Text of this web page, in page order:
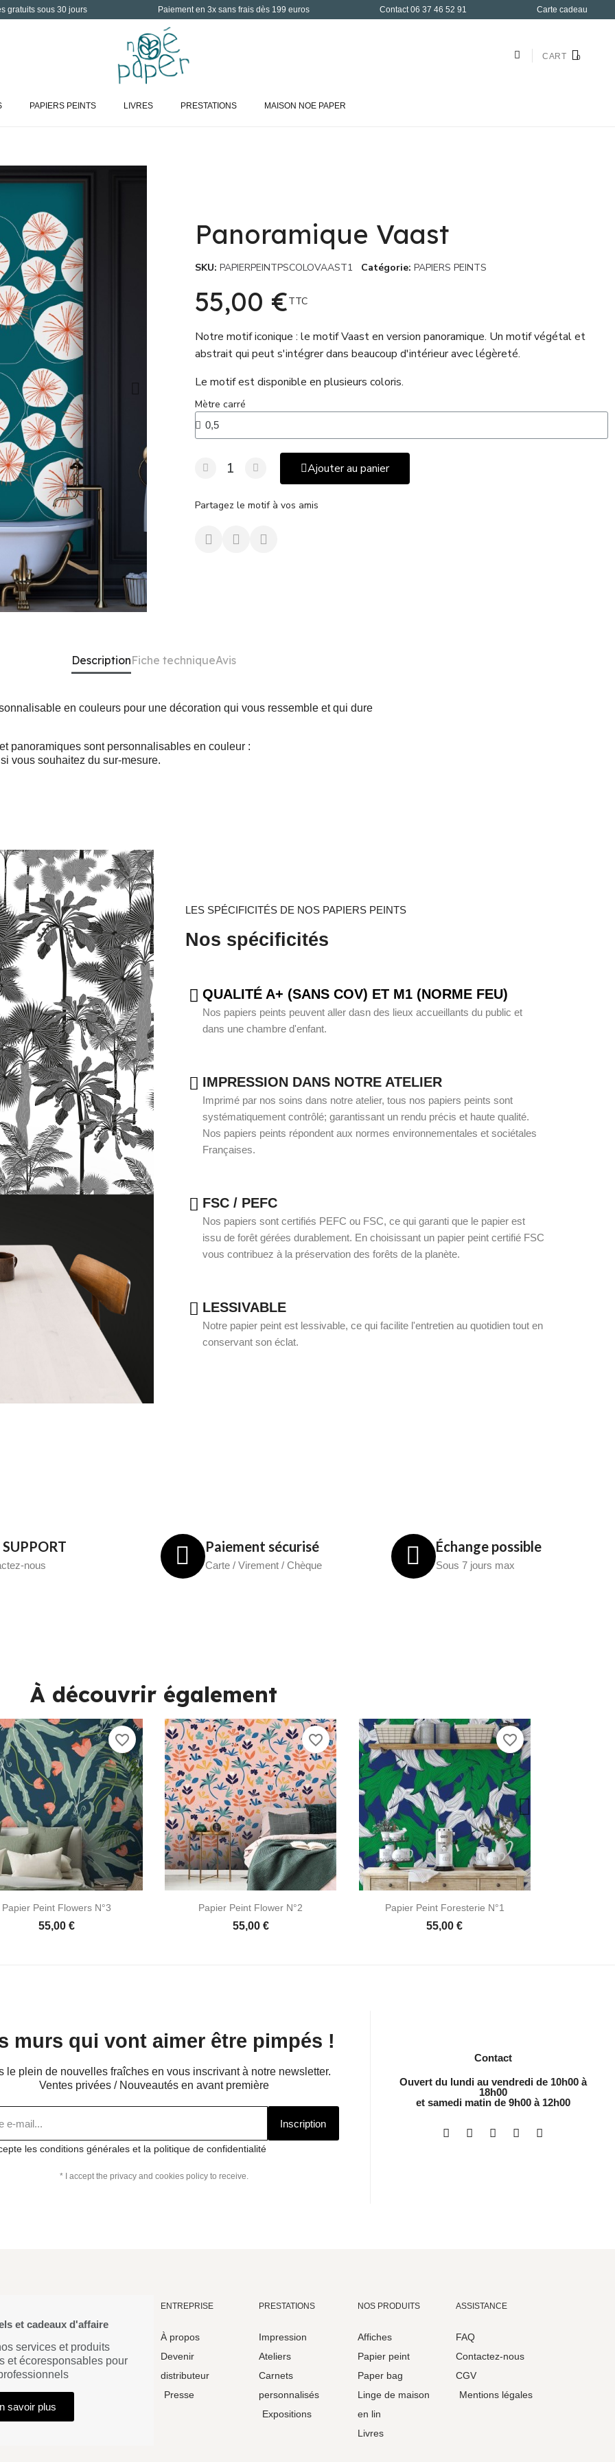
gratuits sous 30 jours Paiement en 3x sans frais dès 199 euros Contact 06 37 46 52 91 Carte cadeau
CART
PAPIERS PEINTS LIVRES PRESTATIONS MAISON NOE PAPER
Panoramique Vaast
SKU PAPIERPEINTPSCOLOVAAST1 Catégorie PAPIERS PEINTS
55,00 €TTC
Notre motif iconique : le motif Vaast en version panoramique. Un motif végétal et
abstrait qui peut s'intégrer dans beaucoup d'intérieur avec légèreté.
Le motif est disponible en plusieurs coloris.
Mètre carré
Ajouter au panier
Partagez le motif à vos amis
DescriptionFiche techniqueAvis
en couleurs pour une décoration qui vous ressemble et qui dure
panoramiques sont personnalisables en couleur :
vous souhaitez du sur-mesure.
LES SPÉCIFICITÉS DE NOS PAPIERS PEINTS
Nos spécificités
QUALITÉ A+ (SANS COV) ET M1 (NORME FEU)
Nos papiers peints peuvent aller dasn des lieux accueillants du public et
dans une chambre d'enfant.
IMPRESSION DANS NOTRE ATELIER
Imprimé par nos soins dans notre atelier, tous nos papiers peints sont
systématiquement contrôlé; garantissant un rendu précis et haute qualité.
Nos papiers peints répondent aux normes environnementales et sociétales
Françaises.
FSC / PEFC
Nos papiers sont certifiés PEFC ou FSC, ce qui garanti que le papier est
issu de forêt gérées durablement. En choisissant un papier peint certifié FSC
vous contribuez à la préservation des forêts de la planète.
LESSIVABLE
Notre papier peint est lessivable, ce qui facilite l'entretien au quotidien tout en
conservant son éclat.
nous
Paiement sécurisé
Carte / Virement / Chèque
Échange possible
Sous 7 jours max
À découvrir également
Aperçu rapide
Papier Peint Flowers N°3
55,00 €
favorite_border
Aperçu rapide
Papier Peint Flower N°2
55,00 €
favorite_border
Aperçu rapide
Papier Peint Foresterie N°1
55,00 €
favorite_border
murs qui vont aimer être pimpés !
le plein de nouvelles fraîches en vous inscrivant à notre newsletter.
Ventes privées / Nouveautés en avant première
Inscription
les conditions générales et la politique de confidentialité
* I accept the privacy and cookies policy to receive.
Contact
Ouvert du lundi au vendredi de 10h00 à
18h00
et samedi matin de 9h00 à 12h00
et cadeaux d'affaire
services et produits
et écoresponsables pour
savoir plus
ENTREPRISE
À propos
Devenir
distributeur
Presse
PRESTATIONS
Impression
Ateliers
Carnets
personnalisés
Expositions
NOS PRODUITS
Affiches
Papier peint
Paper bag
Linge de maison
en lin
Livres
ASSISTANCE
FAQ
Contactez-nous
CGV
Mentions légales